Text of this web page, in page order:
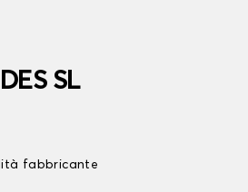
SL
fabbricante